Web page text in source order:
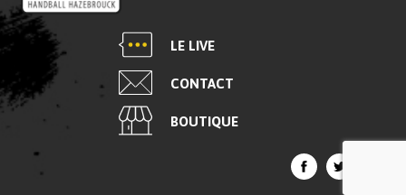
LE LIVE
CONTACT
BOUTIQUE